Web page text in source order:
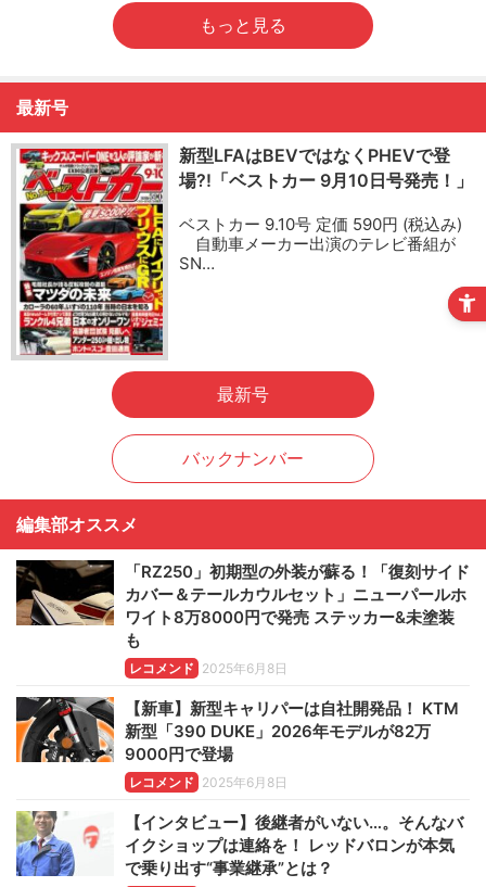
もっと見る
最新号
新型LFAはBEVではなくPHEVで登
場?!「ベストカー 9月10日号発売！」
ベストカー 9.10号 定価 590円 (税込み)
自動車メーカー出演のテレビ番組が
SN…
最新号
バックナンバー
編集部オススメ
「RZ250」初期型の外装が蘇る！「復刻サイド
カバー＆テールカウルセット」ニューパールホ
ワイト8万8000円で発売 ステッカー&未塗装
も
レコメンド 2025年6月8日
【新車】新型キャリパーは自社開発品！ KTM
新型「390 DUKE」2026年モデルが82万
9000円で登場
レコメンド 2025年6月8日
【インタビュー】後継者がいない…。そんなバ
イクショップは連絡を！ レッドバロンが本気
で乗り出す“事業継承”とは？